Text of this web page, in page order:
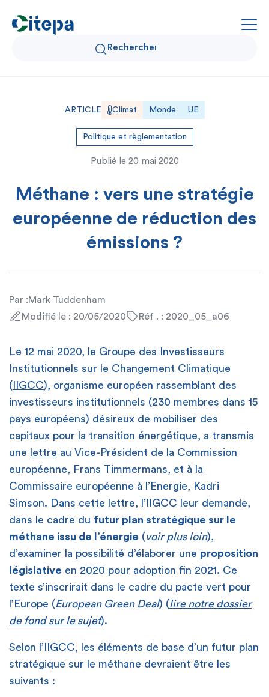
Qui sommes-nous ?
Données Air et Climat
Expertise et solutions
ARTICLE Climat Monde UE
Politique et règlementation
Publié le 20 mai 2020
Méthane : vers une stratégie
européenne de réduction des
émissions ?
Par :Mark Tuddenham
Modifié le : 20/05/2020
Réf . : 2020_05_a06
Le 12 mai 2020, le Groupe des Investisseurs
Institutionnels sur le Changement Climatique
( IIGCC), organisme européen rassemblant des
investisseurs institutionnels (230 membres dans 15
pays européens) désireux de mobiliser des
capitaux pour la transition énergétique, a transmis
une
lettre au Vice-Président de la Commission
européenne, Frans Timmermans, et à la
Commissaire européenne à l’Energie, Kadri
Simson. Dans cette lettre, l’IIGCC leur demande,
dans le cadre du futur plan stratégique sur le
méthane issu de l’énergie (voir plus loin),
d’examiner la possibilité d’élaborer une proposition
législative en 2020 pour adoption fin 2021. Ce
texte s’inscrirait dans le cadre du pacte vert pour
l’Europe (European Green Deal) (lire notre dossier
de fond sur le sujet).
Selon l’IIGCC, les éléments de base d’un futur plan
stratégique sur le méthane devraient être les
suivants :